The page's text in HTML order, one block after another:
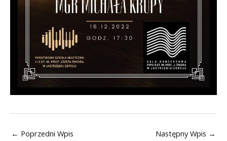
← Poprzedni Wpis Następny Wpis →